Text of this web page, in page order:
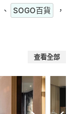
、 SOGO百貨
，
查看全部